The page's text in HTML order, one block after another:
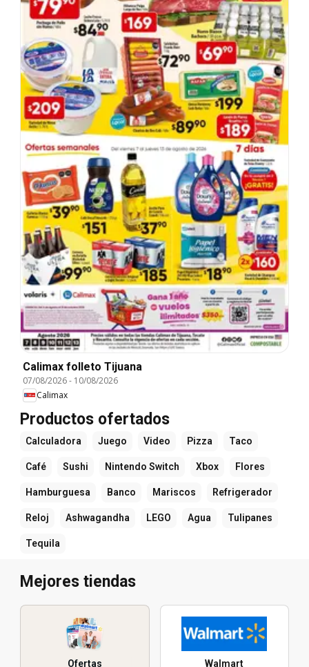
Calimax folleto Tijuana
07/08/2026- 10/08/2026
Calimax
Productos ofertados
Calculadora Juego Video Pizza Taco
Café Sushi Nintendo Switch Xbox Flores
Hamburguesa Banco Mariscos Refrigerador
Reloj Ashwagandha LEGO Agua Tulipanes
Tequila
Mejores tiendas
Ofertas Walmart